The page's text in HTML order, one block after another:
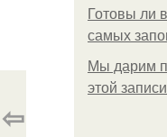
Готовы ли
самых
Мы дарим
этой
⇦